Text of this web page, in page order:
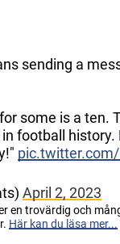
sending a
some is a ten.
football history.
pic.twitter.com/
April 2, 2023
en trovärdig och
Här kan du läsa mer...